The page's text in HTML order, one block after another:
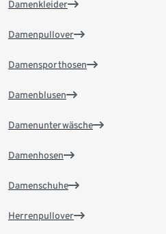
Damenkleider
Damenpullover
Damensporthosen
Damenblusen
Damenunterwäsche
Damenhosen
Damenschuhe
Herrenpullover